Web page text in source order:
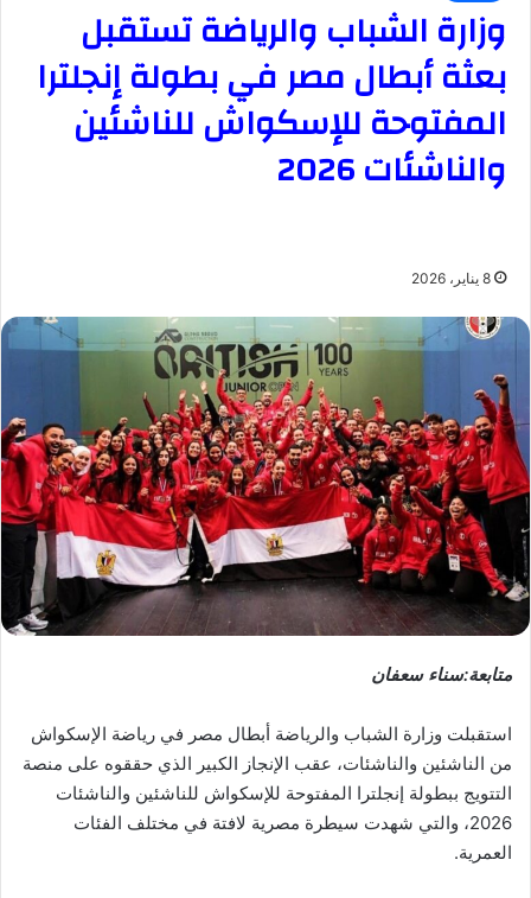
وزارة الشباب والرياضة تستقبل
بعثة أبطال مصر في بطولة إنجلترا
المفتوحة للإسكواش للناشئين
والناشئات 2026
8 يناير، 2026
متابعة:سناء سعفان
استقبلت وزارة الشباب والرياضة أبطال مصر في رياضة الإسكواش
من الناشئين والناشئات، عقب الإنجاز الكبير الذي حققوه على منصة
التتويج ببطولة إنجلترا المفتوحة للإسكواش للناشئين والناشئات
2026، والتي شهدت سيطرة مصرية لافتة في مختلف الفئات
العمرية.